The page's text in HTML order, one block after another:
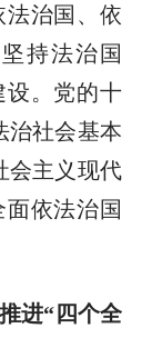
治国、依
持法治国
设。党的十
治社会基本
会主义现代
依法治国
进“四个全